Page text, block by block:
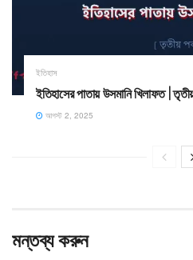
ইতিহাস
ইতিহাসের পাতায় উসমানি খিলাফত |
আগস্ট 2, 2025
মন্তব্য করুন